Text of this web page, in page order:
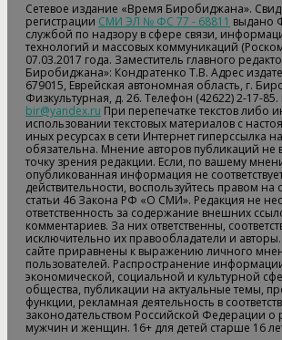
Сетевое издание «Время Биробиджана».
регистрации СМИ ЭЛ № ФС 77 - 68811 выдано
службой по надзору в сфере связи,
технологий и массовых коммуникаций
07.03.2017 года. Заместитель главного
Биробиджана»: Кондратенко Т.В. Адрес
679015, Еврейская автономная область, г.
Физкультурная, д. 26. Телефон (42622) 2-17-85.
bir@yandex.ru При перепечатке текстов либо
использовании текстовых материалов с
иных ресурсах в сети Интернет гиперссылка
обязательна. Мнение авторов публикаций не
точку зрения редакции. Если, по вашему
опубликованная информация не
действительности, воспользуйтесь правом на
статьи 46 Закона РФ «О СМИ». Редакция не
ответственность за содержание внешних
комментариев. За них ответственны,
исключительно их правообладатели и
сайте приравнены к выражению личного
пользователей. Распространение
экономической, социальной и культурной
общества, публикации на актуальные темы,
функции, рекламная деятельность в
законодательством Российской Федерации о
мужчин и женщин. 16+ для детей старше 16